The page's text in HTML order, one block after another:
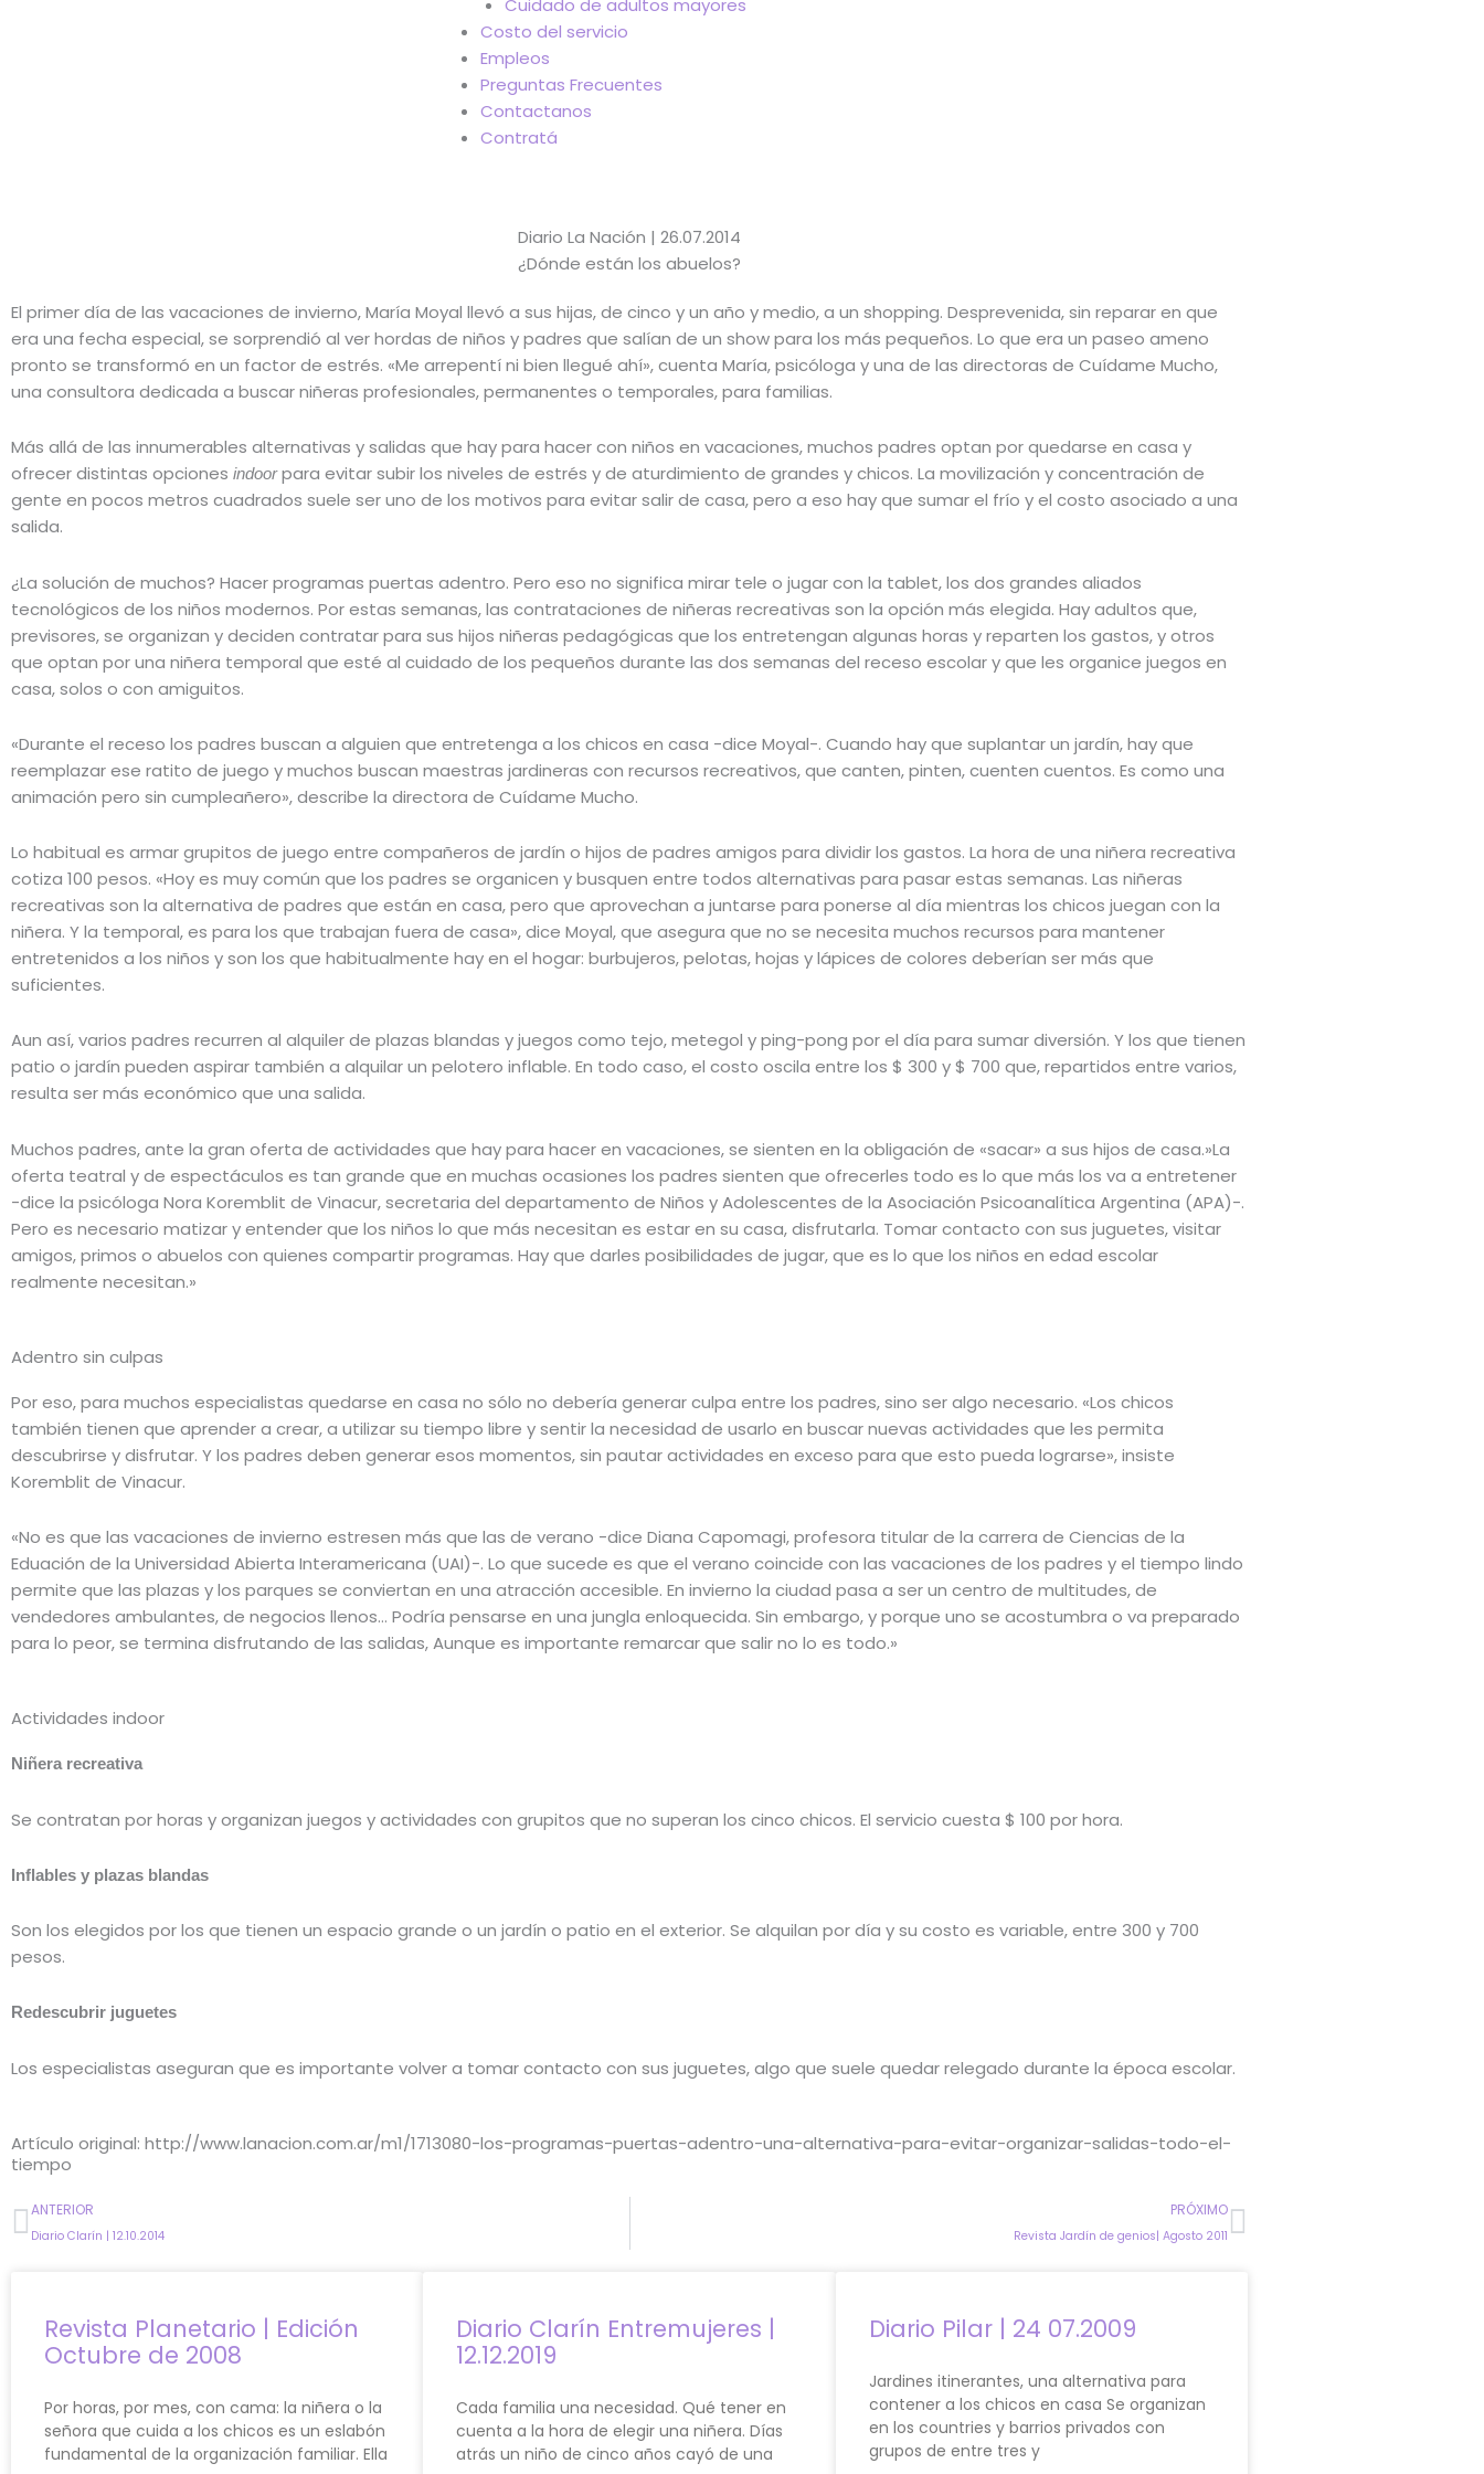
Costo del servicio
Empleos
Preguntas Frecuentes
Contactanos
Contratá
Diario La Nación | 26.07.2014
¿Dónde están los abuelos?
El primer día de las vacaciones de invierno, María Moyal llevó a sus hijas, de cinco y un año y medio, a un shopping. Desprevenida, sin reparar en que
era una fecha especial, se sorprendió al ver hordas de niños y padres que salían de un show para los más pequeños. Lo que era un paseo ameno
pronto se transformó en un factor de estrés. «Me arrepentí ni bien llegué ahí», cuenta María, psicóloga y una de las directoras de Cuídame Mucho,
una consultora dedicada a buscar niñeras profesionales, permanentes o temporales, para familias.
Más allá de las innumerables alternativas y salidas que hay para hacer con niños en vacaciones, muchos padres optan por quedarse en casa y
ofrecer distintas opciones indoorpara evitar subir los niveles de estrés y de aturdimiento de grandes y chicos. La movilización y concentración de
gente en pocos metros cuadrados suele ser uno de los motivos para evitar salir de casa, pero a eso hay que sumar el frío y el costo asociado a una
salida.
¿La solución de muchos? Hacer programas puertas adentro. Pero eso no significa mirar tele o jugar con la tablet, los dos grandes aliados
tecnológicos de los niños modernos. Por estas semanas, las contrataciones de niñeras recreativas son la opción más elegida. Hay adultos que,
previsores, se organizan y deciden contratar para sus hijos niñeras pedagógicas que los entretengan algunas horas y reparten los gastos, y otros
que optan por una niñera temporal que esté al cuidado de los pequeños durante las dos semanas del receso escolar y que les organice juegos en
casa, solos o con amiguitos.
«Durante el receso los padres buscan a alguien que entretenga a los chicos en casa -dice Moyal-. Cuando hay que suplantar un jardín, hay que
reemplazar ese ratito de juego y muchos buscan maestras jardineras con recursos recreativos, que canten, pinten, cuenten cuentos. Es como una
animación pero sin cumpleañero», describe la directora de Cuídame Mucho.
Lo habitual es armar grupitos de juego entre compañeros de jardín o hijos de padres amigos para dividir los gastos. La hora de una niñera recreativa
cotiza 100 pesos. «Hoy es muy común que los padres se organicen y busquen entre todos alternativas para pasar estas semanas. Las niñeras
recreativas son la alternativa de padres que están en casa, pero que aprovechan a juntarse para ponerse al día mientras los chicos juegan con la
niñera. Y la temporal, es para los que trabajan fuera de casa», dice Moyal, que asegura que no se necesita muchos recursos para mantener
entretenidos a los niños y son los que habitualmente hay en el hogar: burbujeros, pelotas, hojas y lápices de colores deberían ser más que
suficientes.
Aun así, varios padres recurren al alquiler de plazas blandas y juegos como tejo, metegol y ping-pong por el día para sumar diversión. Y los que tienen
patio o jardín pueden aspirar también a alquilar un pelotero inflable. En todo caso, el costo oscila entre los $ 300 y $ 700 que, repartidos entre varios,
resulta ser más económico que una salida.
Muchos padres, ante la gran oferta de actividades que hay para hacer en vacaciones, se sienten en la obligación de «sacar» a sus hijos de casa.»La
oferta teatral y de espectáculos es tan grande que en muchas ocasiones los padres sienten que ofrecerles todo es lo que más los va a entretener
-dice la psicóloga Nora Koremblit de Vinacur, secretaria del departamento de Niños y Adolescentes de la Asociación Psicoanalítica Argentina (APA)-.
Pero es necesario matizar y entender que los niños lo que más necesitan es estar en su casa, disfrutarla. Tomar contacto con sus juguetes, visitar
amigos, primos o abuelos con quienes compartir programas. Hay que darles posibilidades de jugar, que es lo que los niños en edad escolar
realmente necesitan.»
Adentro sin culpas
Por eso, para muchos especialistas quedarse en casa no sólo no debería generar culpa entre los padres, sino ser algo necesario. «Los chicos
también tienen que aprender a crear, a utilizar su tiempo libre y sentir la necesidad de usarlo en buscar nuevas actividades que les permita
descubrirse y disfrutar. Y los padres deben generar esos momentos, sin pautar actividades en exceso para que esto pueda lograrse», insiste
Koremblit de Vinacur.
«No es que las vacaciones de invierno estresen más que las de verano -dice Diana Capomagi, profesora titular de la carrera de Ciencias de la
Eduación de la Universidad Abierta Interamericana (UAI)-. Lo que sucede es que el verano coincide con las vacaciones de los padres y el tiempo lindo
permite que las plazas y los parques se conviertan en una atracción accesible. En invierno la ciudad pasa a ser un centro de multitudes, de
vendedores ambulantes, de negocios llenos… Podría pensarse en una jungla enloquecida. Sin embargo, y porque uno se acostumbra o va preparado
para lo peor, se termina disfrutando de las salidas, Aunque es importante remarcar que salir no lo es todo.»
Actividades indoor
Niñera recreativa
Se contratan por horas y organizan juegos y actividades con grupitos que no superan los cinco chicos. El servicio cuesta $ 100 por hora.
Inflables y plazas blandas
Son los elegidos por los que tienen un espacio grande o un jardín o patio en el exterior. Se alquilan por día y su costo es variable, entre 300 y 700
pesos.
Redescubrir juguetes
Los especialistas aseguran que es importante volver a tomar contacto con sus juguetes, algo que suele quedar relegado durante la época escolar.
Artículo original: http://www.lanacion.com.ar/m1/1713080-los-programas-puertas-adentro-una-alternativa-para-evitar-organizar-salidas-todo-el-
tiempo
Prev
ANTERIOR
Diario Clarín | 12.10.2014
PRÓXIMO
Revista Jardín de genios| Agosto 2011
Next
Revista Planetario | Edición
Octubre de 2008
Por horas, por mes, con cama: la niñera o la
señora que cuida a los chicos es un eslabón
fundamental de la organización familiar. Ella
Diario Clarín Entremujeres |
12.12.2019
Cada familia una necesidad. Qué tener en
cuenta a la hora de elegir una niñera. Días
atrás un niño de cinco años cayó de una
Diario Pilar | 24 07.2009
Jardines itinerantes, una alternativa para
contener a los chicos en casa Se organizan
en los countries y barrios privados con
grupos de entre tres y